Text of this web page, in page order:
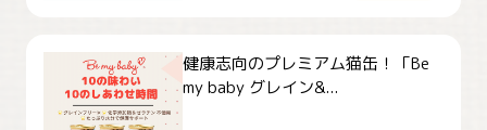
健康志向のプレミアム猫缶！「Be
my baby グレイン&...